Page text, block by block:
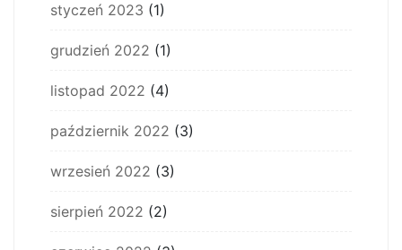
styczeń 2023 (1)
grudzień 2022 (1)
listopad 2022 (4)
październik 2022 (3)
wrzesień 2022 (3)
sierpień 2022 (2)